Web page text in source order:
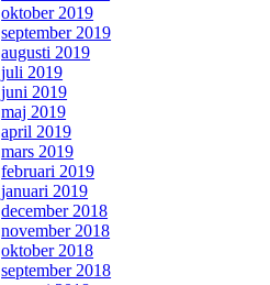
oktober 2019
september 2019
augusti 2019
juli 2019
juni 2019
maj 2019
april 2019
mars 2019
februari 2019
januari 2019
december 2018
november 2018
oktober 2018
september 2018